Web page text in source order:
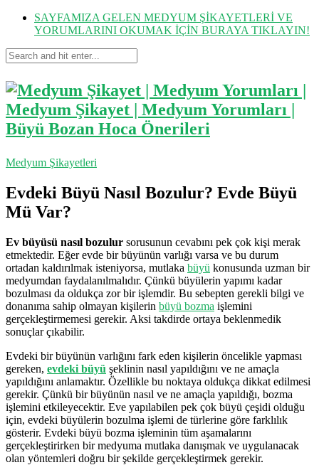
SAYFAMIZA GELEN MEDYUM ŞİKAYETLERİ VE
YORUMLARINI OKUMAK İÇİN BURAYA TIKLAYIN!
Medyum Şikayetleri
Evdeki Büyü Nasıl Bozulur? Evde Büyü
Mü Var?
Ev büyüsü nasıl bozulur sorusunun cevabını pek çok kişi merak
etmektedir. Eğer evde bir büyünün varlığı varsa ve bu durum
ortadan kaldırılmak isteniyorsa, mutlaka büyü konusunda uzman bir
medyumdan faydalanılmalıdır. Çünkü büyülerin yapımı kadar
bozulması da oldukça zor bir işlemdir. Bu sebepten gerekli bilgi ve
donanıma sahip olmayan kişilerin büyü bozma işlemini
gerçekleştirmemesi gerekir. Aksi takdirde ortaya beklenmedik
sonuçlar çıkabilir.
Evdeki bir büyünün varlığını fark eden kişilerin öncelikle yapması
gereken, evdeki büyü şeklinin nasıl yapıldığını ve ne amaçla
yapıldığını anlamaktır. Özellikle bu noktaya oldukça dikkat edilmesi
gerekir. Çünkü bir büyünün nasıl ve ne amaçla yapıldığı, bozma
işlemini etkileyecektir. Eve yapılabilen pek çok büyü çeşidi olduğu
için, evdeki büyülerin bozulma işlemi de türlerine göre farklılık
gösterir. Evdeki büyü bozma işleminin tüm aşamalarını
gerçekleştirirken bir medyuma mutlaka danışmak ve uygulanacak
olan yöntemleri doğru bir şekilde gerçekleştirmek gerekir.